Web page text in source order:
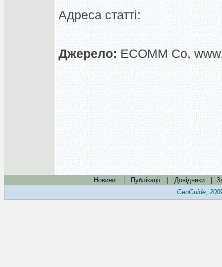
Адреса статті:
Джерело: ECOMM Co,
Новини | Публікації | Довідники |
GeoGuide,